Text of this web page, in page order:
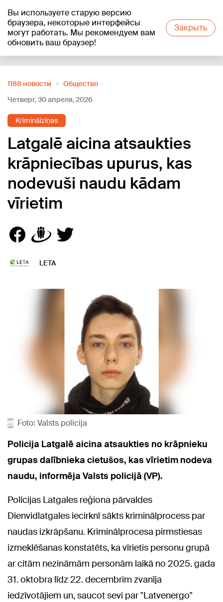
Вы используете старую версию
браузера, некоторые интерфейсы
могут работать. Мы рекомендуем вам
обновить ваш браузер!
Закрыть
+16°C
1188 новости
Oбщество
Четверг, 30 апреля, 2026
Kriminālziņas
Latgalē aicina atsaukties
krāpniecības upurus, kas
nodevuši naudu kādam
vīrietim
LETA
Foto: Valsts policija
Policija Latgalē aicina atsaukties no krāpnieku
grupas dalībnieka cietušos, kas vīrietim nodeva
naudu, informēja Valsts policijā (VP).
Policijas Latgales reģiona pārvaldes
Dienvidlatgales iecirknī sākts kriminālprocess par
naudas izkrāpšanu. Kriminālprocesa pirmstiesas
izmeklēšanas konstatēts, ka vīrietis personu grupā
ar citām nezināmām personām laikā no 2025. gada
31. oktobra līdz 22. decembrim zvanīja
iedzīvotājiem un, saucot sevi par "Latvenergo"